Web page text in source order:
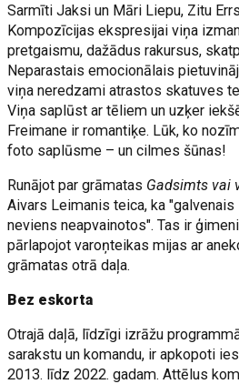
Sarmīti Jaksi un Māri Liepu, Zitu
Kompozīcijas ekspresijai viņa
pretgaismu, dažādus rakursus,
Neparastais emocionālais
viņa neredzami atrastos skatuves
Viņa saplūst ar tēliem un uzķer
Freimane ir romantiķe. Lūk, ko
foto saplūsme – un cilmes šūnas!
Runājot par grāmatas Gadsimts vai
Aivars Leimanis teica, ka
neviens neapvainotos". Tas ir
pārlapojot varoņteikas mijas ar
grāmatas otrā daļa.
Bez eskorta
Otrajā daļā, līdzīgi izrāžu
sarakstu un komandu, ir apkopoti
2013. līdz 2022. gadam. Attēlus